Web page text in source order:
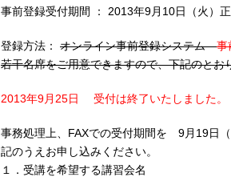
事前登録受付期間 ： 2013年9月10日（火）
登録方法： オンライン事前登録システム事
若干名席をご用意できますので、下記のと
2013年9月25日 受付は終了いたしました。
事務処理上、FAXでの受付期間を 9月19日
記のうえお申し込みください。
１．受講を希望する講習会名